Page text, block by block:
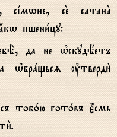
сE сатанA
пшени1цу:
да не њскудёетъ
ўтверди2
тоб0ю гот0въ є4смь